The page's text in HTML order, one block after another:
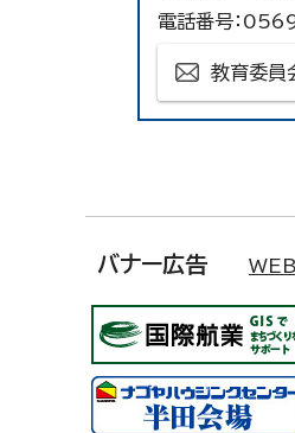
電話番号：
教育委員
バナー広告